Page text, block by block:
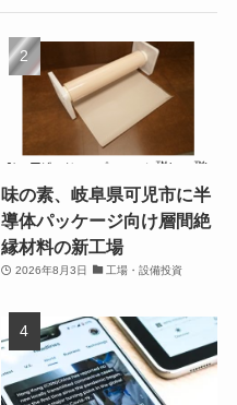
味の素、岐阜県可児市に半
導体パッケージ向け層間絶
縁材料の新工場
2026年8月3日 工場・設備投資